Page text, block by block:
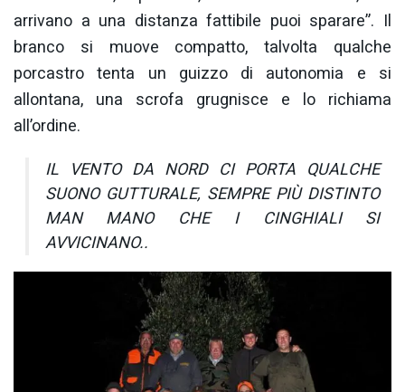
arrivano a una distanza fattibile puoi sparare”. Il
branco si muove compatto, talvolta qualche
porcastro tenta un guizzo di autonomia e si
allontana, una scrofa grugnisce e lo richiama
all’ordine.
IL VENTO DA NORD CI PORTA QUALCHE
SUONO GUTTURALE, SEMPRE PIÙ DISTINTO
MAN MANO CHE I CINGHIALI SI
AVVICINANO..